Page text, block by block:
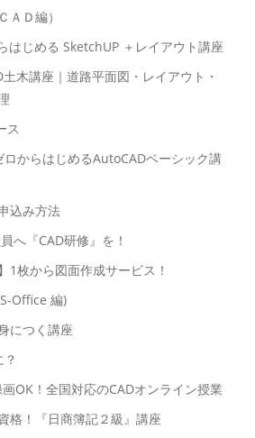
ＡＤ編）
はじめる SketchUP ＋レイアウト講座
木講座｜道路平面図・レイアウト・
ス
からはじめるAutoCADベーシック講
込み方法
へ『CAD研修』を！
1枚から図面作成サービス！
Office 編)
につく講座
OK！全国対応のCADオンライン授業
格！『日商簿記２級』講座